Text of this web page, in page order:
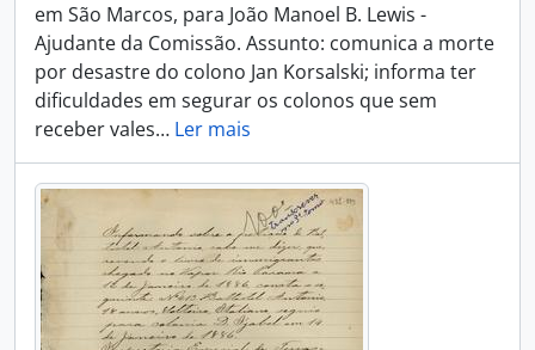
em São Marcos, para João Manoel B. Lewis -
Ajudante da Comissão. Assunto: comunica a morte
por desastre do colono Jan Korsalski; informa ter
dificuldades em segurar os colonos que sem
receber vales… Ler mais